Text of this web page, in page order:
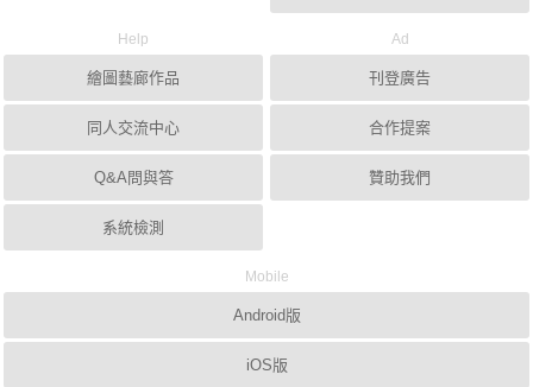
Help
繪圖藝廊作品
同人交流中心
Q&A問與答
系統檢測
Ad
刊登廣告
合作提案
贊助我們
Mobile
Android版
iOS版